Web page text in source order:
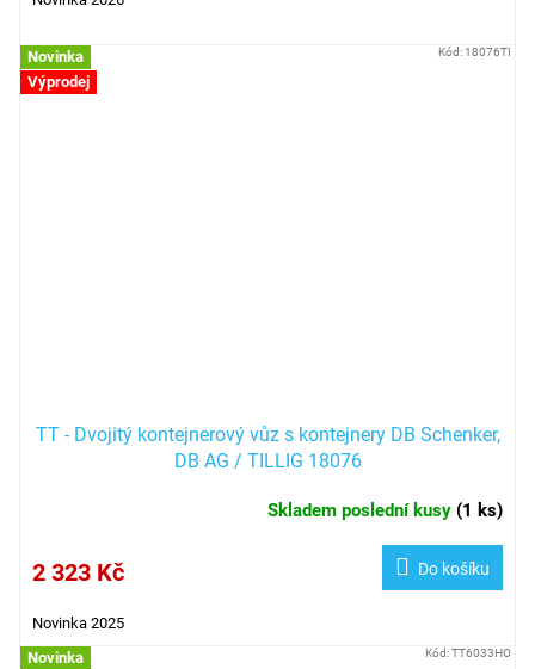
Novinka
Výprodej
TT - Dvojitý kontejnerový vůz s kontejnery DB Schenker,
DB AG / TILLIG 18076
Skladem poslední kusy (1 ks)
2 323 Kč Do košíku
Novinka 2025
Kód: 18076TI
Novinka Kód:TT6033HO